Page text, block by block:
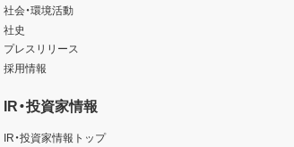
社会・環境活動
社史
プレスリリース
採用情報
IR・投資家情報
IR・投資家情報トップ